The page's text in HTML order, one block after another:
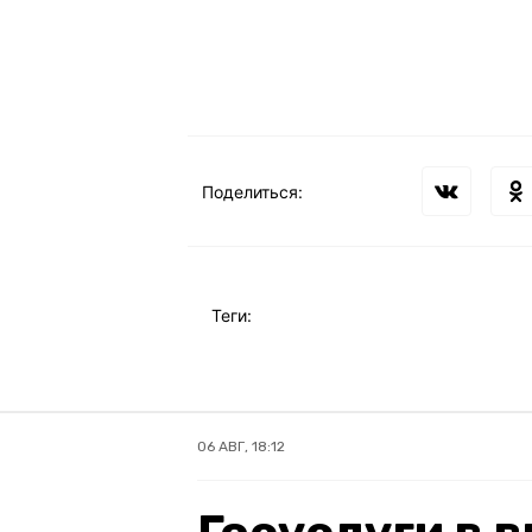
Поделиться:
Теги:
06 АВГ, 18:12